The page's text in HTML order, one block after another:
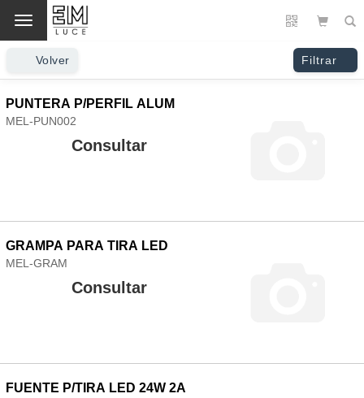
Cambio
Volver Filtrar
PUNTERA P/PERFIL ALUM
MEL-PUN002
Consultar
GRAMPA PARA TIRA LED
MEL-GRAM
Consultar
FUENTE P/TIRA LED 24W 2A